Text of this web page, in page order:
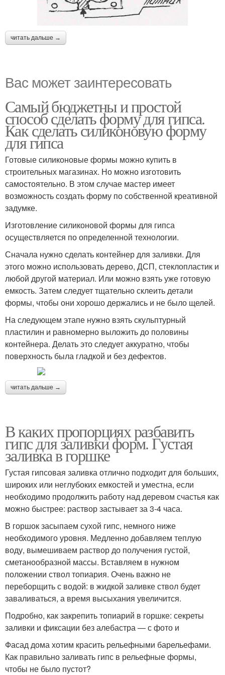
читать дальше →
Вас может заинтересовать
Самый бюджетны и простой
способ сделать форму для гипса.
Как сделать силиконовую форму
для гипса
Готовые силиконовые формы можно купить в
строительных магазинах. Но можно изготовить
самостоятельно. В этом случае мастер имеет
возможность создать форму по собственной креативной
задумке.
Изготовление силиконовой формы для гипса
осуществляется по определенной технологии.
Сначала нужно сделать контейнер для заливки. Для
этого можно использовать дерево, ДСП, стеклопластик и
любой другой материал. Или можно взять уже готовую
емкость. Затем следует тщательно склеить детали
формы, чтобы они хорошо держались и не было щелей.
На следующем этапе нужно взять скульптурный
пластилин и равномерно выложить до половины
контейнера. Делать это следует аккуратно, чтобы
поверхность была гладкой и без дефектов.
читать дальше →
В каких пропорциях разбавить
гипс для заливки форм. Густая
заливка в горшке
Густая гипсовая заливка отлично подходит для больших,
широких или неглубоких емкостей и уместна, если
необходимо продолжить работу над деревом счастья как
можно быстрее: раствор застывает за 3-4 часа.
В горшок засыпаем сухой гипс, немного ниже
необходимого уровня. Медленно добавляем теплую
воду, вымешиваем раствор до получения густой,
сметанообразной массы. Вставляем в нужном
положении ствол топиария. Очень важно не
переборщить с водой: в жидкой заливке ствол будет
заваливаться, а время высыхания увеличится.
Подробно, как закрепить топиарий в горшке: секреты
заливки и фиксации без алебастра — с фото и
Фасад дома хотим красить рельефными барельефами.
Как правильно заливать гипс в рельефные формы,
чтобы не было пустот?